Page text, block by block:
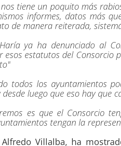
tiene un poquito más
informes, datos más
de manera reiterada,
ya ha denunciado al
esos estatutos del
todos los ayuntamientos
luego que eso hay que
es que el Consorcio
tengan la
Villalba, ha